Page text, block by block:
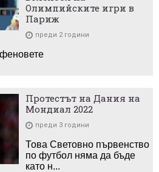
Олимпийските игри в
Париж
преди 2 години
Протестът на Дания на
Мондиал 2022
преди 3 години
Това Световно първенство
по футбол няма да бъде
като н...